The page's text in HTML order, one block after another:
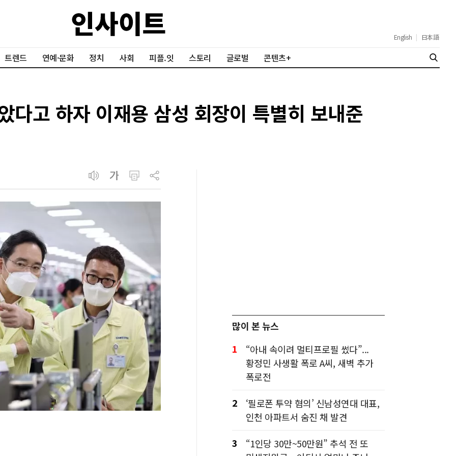
English | 日本語
트렌드 연예·문화 정치 사회 피플.잇 스토리 글로벌 콘텐츠+
다고 하자 이재용 삼성 회장이 특별히 보내준
많이 본 뉴스
1
“아내 속이려 멀티프로필 썼다”...
황정민 사생활 폭로 A씨, 새벽 추가
폭로전
2
‘필로폰 투약 혐의’ 신남성연대 대표,
인천 아파트서 숨진 채 발견
3
“1인당 30만~50만원” 추석 전 또